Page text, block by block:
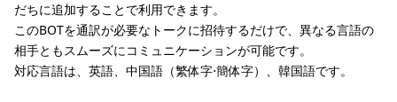
だちに追加することで利用できます。
このBOTを通訳が必要なトークに招待するだけで、異なる言語の
相手ともスムーズにコミュニケーションが可能です。
対応言語は、英語、中国語（繁体字⋅簡体字）、韓国語です。